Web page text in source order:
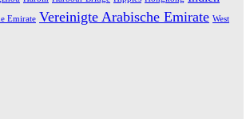
Emirate Vereinigte Arabische Emirate West